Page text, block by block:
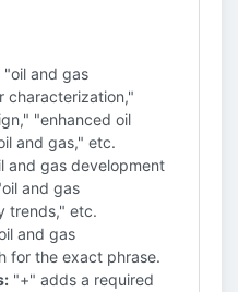
"oil and gas
characterization,"
"enhanced oil
and gas," etc.
and gas development
and gas
trends," etc.
and gas
for the exact phrase.
"+" adds a required